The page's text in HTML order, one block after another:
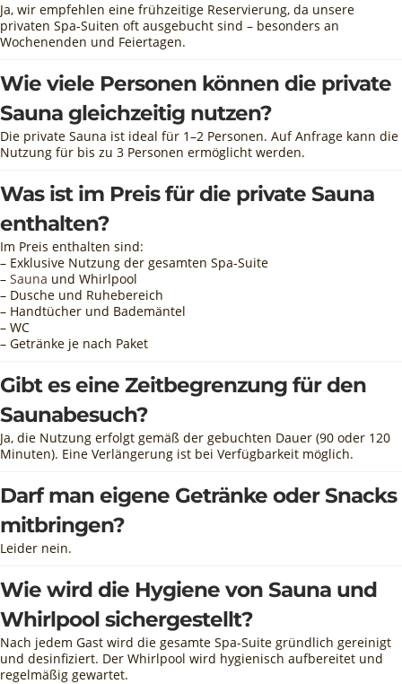
Ja, wir empfehlen eine frühzeitige Reservierung, da unsere
privaten Spa-Suiten oft ausgebucht sind – besonders an
Wochenenden und Feiertagen.
Wie viele Personen können die private
Sauna gleichzeitig nutzen?
Die private Sauna ist ideal für 1–2 Personen. Auf Anfrage kann die
Nutzung für bis zu 3 Personen ermöglicht werden.
Was ist im Preis für die private Sauna
enthalten?
Im Preis enthalten sind:
– Exklusive Nutzung der gesamten Spa-Suite
– Sauna und Whirlpool
– Dusche und Ruhebereich
– Handtücher und Bademäntel
– WC
– Getränke je nach Paket
Gibt es eine Zeitbegrenzung für den
Saunabesuch?
Ja, die Nutzung erfolgt gemäß der gebuchten Dauer (90 oder 120
Minuten). Eine Verlängerung ist bei Verfügbarkeit möglich.
Darf man eigene Getränke oder Snacks
mitbringen?
Leider nein.
Wie wird die Hygiene von Sauna und
Whirlpool sichergestellt?
Nach jedem Gast wird die gesamte Spa-Suite gründlich gereinigt
und desinfiziert. Der Whirlpool wird hygienisch aufbereitet und
regelmäßig gewartet.